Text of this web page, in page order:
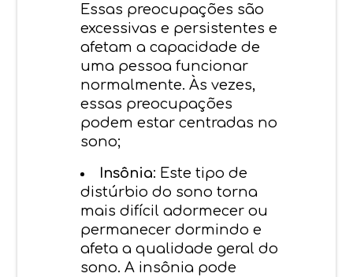
Essas preocupações são
excessivas e persistentes e
afetam a capacidade de
uma pessoa funcionar
normalmente. Às vezes,
essas preocupações
podem estar centradas no
sono;
Insônia: Este tipo de
distúrbio do sono torna
mais difícil adormecer ou
permanecer dormindo e
afeta a qualidade geral do
sono. A insônia pode